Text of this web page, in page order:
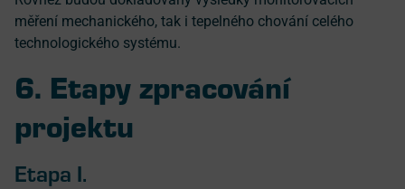
měření mechanického, tak i tepelného chování celého
technologického systému.
6. Etapy zpracování
projektu
Etapa I.